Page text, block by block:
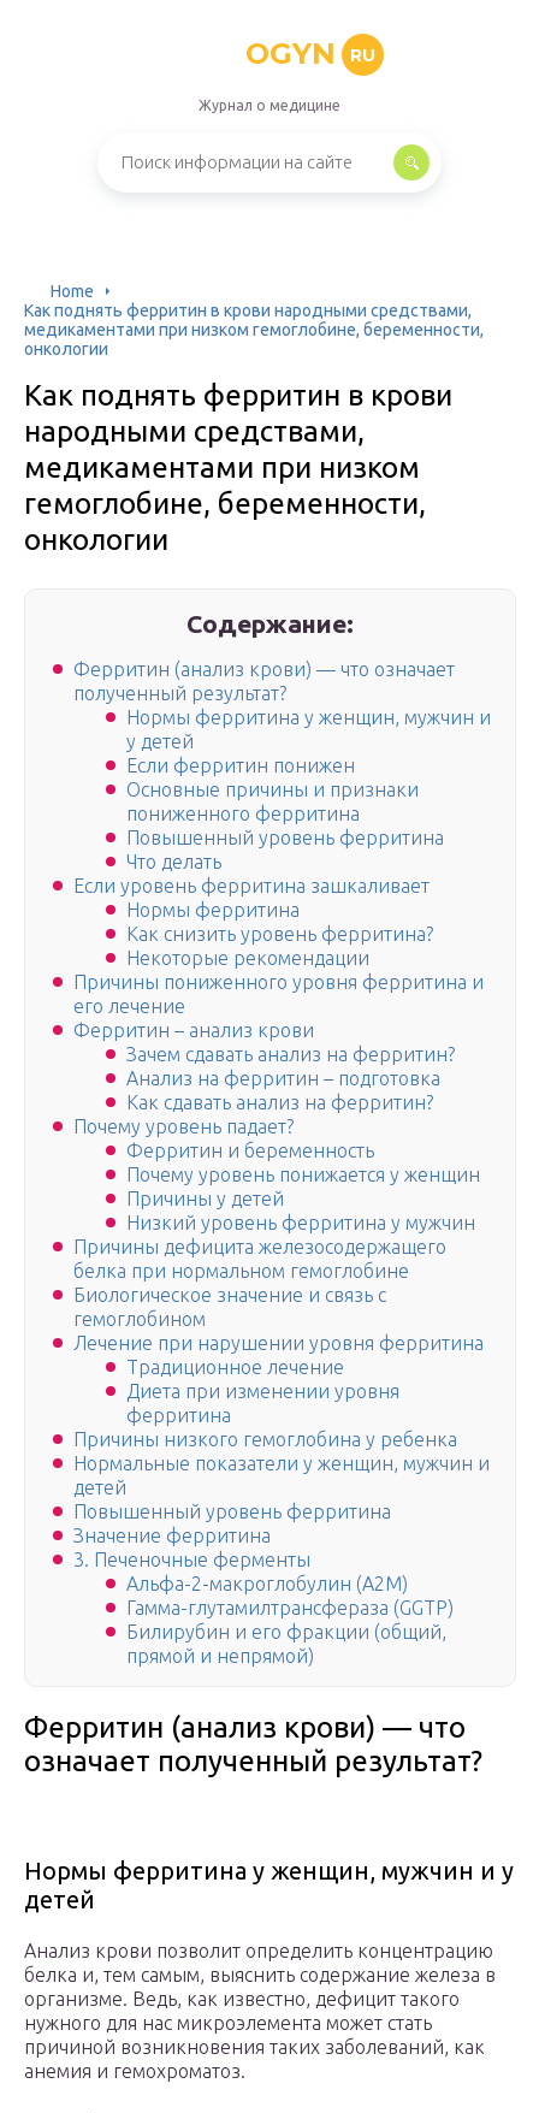
OGYN RU
Журнал о медицине
Home
Как поднять ферритин в крови народными средствами,
медикаментами при низком гемоглобине, беременности,
онкологии
Как поднять ферритин в крови
народными средствами,
медикаментами при низком
гемоглобине, беременности,
онкологии
Содержание:
Ферритин (анализ крови) — что означает
полученный результат?
Нормы ферритина у женщин, мужчин и
у детей
Если ферритин понижен
Основные причины и признаки
пониженного ферритина
Повышенный уровень ферритина
Что делать
Если уровень ферритина зашкаливает
Нормы ферритина
Как снизить уровень ферритина?
Некоторые рекомендации
Причины пониженного уровня ферритина и
его лечение
Ферритин – анализ крови
Зачем сдавать анализ на ферритин?
Анализ на ферритин – подготовка
Как сдавать анализ на ферритин?
Почему уровень падает?
Ферритин и беременность
Почему уровень понижается у женщин
Причины у детей
Низкий уровень ферритина у мужчин
Причины дефицита железосодержащего
белка при нормальном гемоглобине
Биологическое значение и связь с
гемоглобином
Лечение при нарушении уровня ферритина
Традиционное лечение
Диета при изменении уровня
ферритина
Причины низкого гемоглобина у ребенка
Нормальные показатели у женщин, мужчин и
детей
Повышенный уровень ферритина
Значение ферритина
3. Печеночные ферменты
Альфа-2-макроглобулин (А2М)
Гамма-глутамилтрансфераза (GGTP)
Билирубин и его фракции (общий,
прямой и непрямой)
Ферритин (анализ крови) — что
означает полученный результат?
Нормы ферритина у женщин, мужчин и у
детей
Анализ крови позволит определить концентрацию
белка и, тем самым, выяснить содержание железа в
организме. Ведь, как известно, дефицит такого
нужного для нас микроэлемента может стать
причиной возникновения таких заболеваний, как
анемия и гемохроматоз.